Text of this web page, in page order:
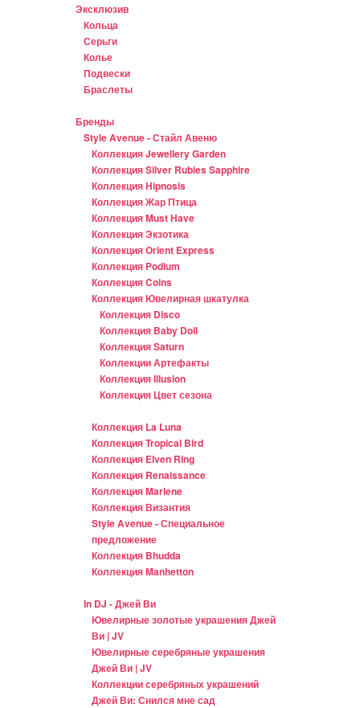
Эксклюзив
Кольца
Серьги
Колье
Подвески
Браслеты
Бренды
Style Avenue - Стайл Авеню
Коллекция Jewellery Garden
Коллекция Silver Rubies Sapphire
Коллекция Hipnosis
Коллекция Жар Птица
Коллекция Must Have
Коллекция Экзотика
Коллекция Orient Express
Коллекция Podium
Коллекция Coins
Коллекция Ювелирная шкатулка
Коллекция Disco
Коллекция Baby Doll
Коллекция Saturn
Коллекции Артефакты
Коллекция Illusion
Коллекция Цвет сезона
Коллекция La Luna
Коллекция Tropical Bird
Коллекция Elven Ring
Коллекция Renaissance
Коллекция Marlene
Коллекция Византия
Style Avenue - Специальное
предложение
Коллекция Bhudda
Коллекция Manhetton
In DJ - Джей Ви
Ювелирные золотые украшения Джей
Ви | JV
Ювелирные серебряные украшения
Джей Ви | JV
Коллекции серебряных украшений
Джей Ви: Снился мне сад